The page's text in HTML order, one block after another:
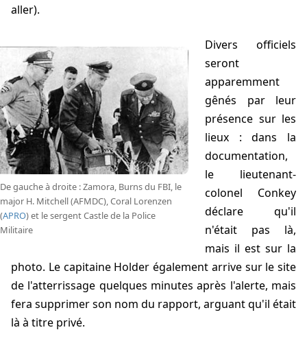
aller).
De gauche à droite : Zamora, Burns du FBI, le
major H. Mitchell (AFMDC), Coral Lorenzen
(APRO) et le sergent Castle de la Police
Militaire
Divers officiels
seront
apparemment
gênés par leur
présence sur les
lieux : dans la
documentation,
le lieutenant-
colonel Conkey
déclare qu'il
n'était pas là,
mais il est sur la
photo. Le capitaine Holder également arrive sur le site
de l'atterrissage quelques minutes après l'alerte, mais
fera supprimer son nom du rapport, arguant qu'il était
là à titre privé.